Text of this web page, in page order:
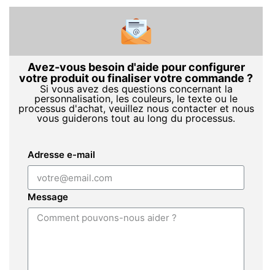
Avez-vous besoin d'aide pour configurer
votre produit ou finaliser votre commande ?
Si vous avez des questions concernant la
personnalisation, les couleurs, le texte ou le
processus d'achat, veuillez nous contacter et nous
vous guiderons tout au long du processus.
Adresse e-mail
Message